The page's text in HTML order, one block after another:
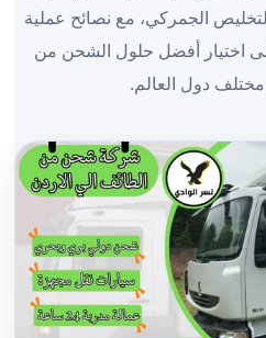
الجمركي، مع نصائح عملية
اختيار أفضل حلول الشحن من
مختلف دول العالم.